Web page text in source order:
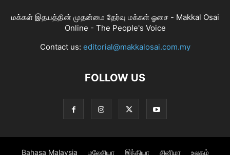
மக்கள் இதயத்தின் முதன்மை தேர்வு மக்கள் ஓசை - Makkal Osai
Online - The People's Voice
Contact us: editorial@makkalosai.com.my
FOLLOW US
Bahasa Malaysia மலேசியா இந்தியா சினிமா உலகம்